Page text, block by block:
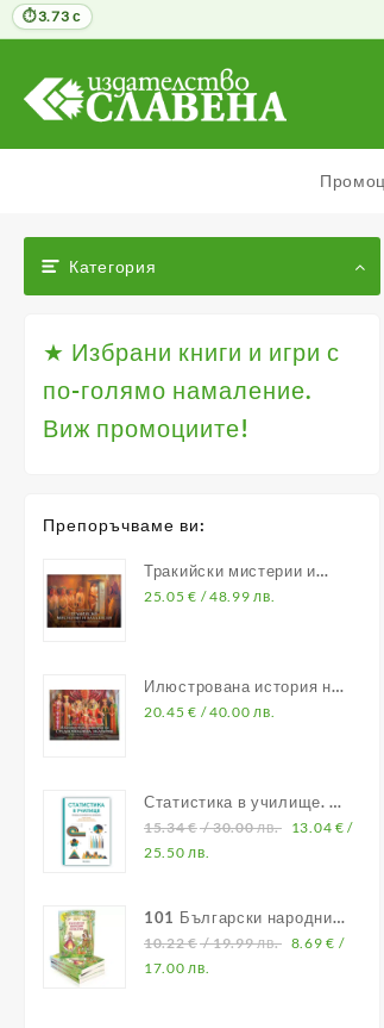
съдържанието
Категория
★ Избрани книги и игри с
по-голямо намаление.
Виж промоциите!
Препоръчваме ви:
Тракийски мистерии и
владетели
25.05€ / 48.99 лв.
Илюстрована история на
Средновековна България
20.45€ / 40.00 лв.
Статистика в училище. В
помощ на учителите по
математика
15.34€/ 30.00 лв. 13.04 € /
25.50 лв.
101 Български народни
приказки
10.22€/ 19.99 лв. 8.69€ /
17.00 лв.
3.73 с